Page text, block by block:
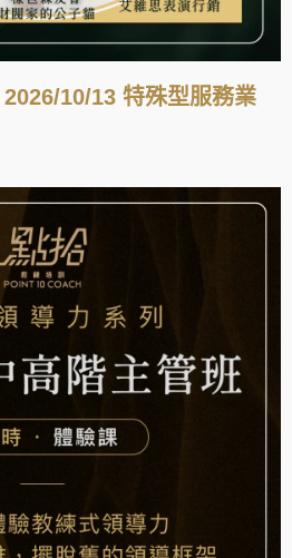
2026/10/13 特殊型服務業